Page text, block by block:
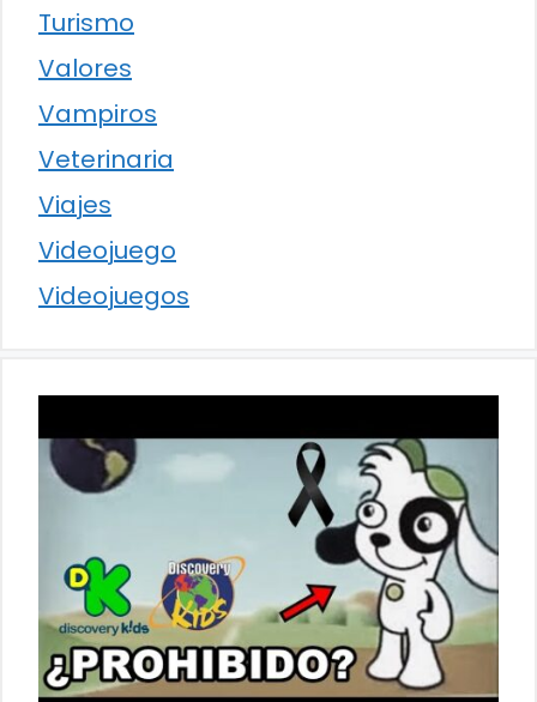
Turismo
Valores
Vampiros
Veterinaria
Viajes
Videojuego
Videojuegos